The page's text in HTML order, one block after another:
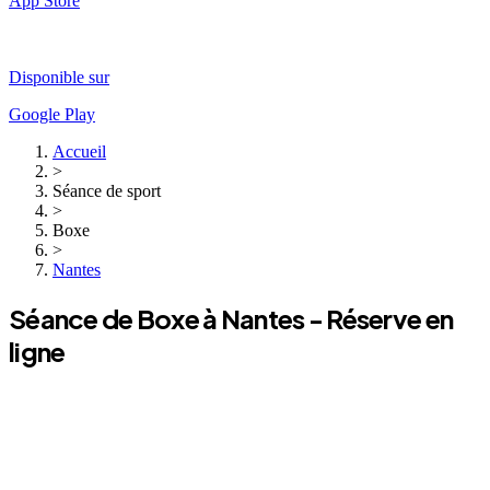
Disponible sur
Google Play
Accueil
>
Séance de sport
>
Boxe
>
Nantes
Séance de Boxeà Nantes- Réserve en
ligne